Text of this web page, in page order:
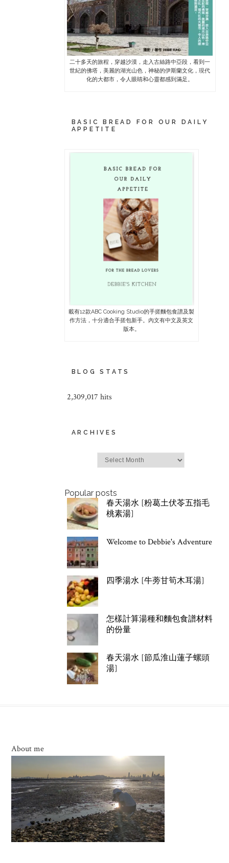
二十多天的旅程，穿越沙漠，走入古絲路中亞段，看到一
世紀的佛塔，美麗的湖光山色，神秘的伊斯蘭文化，現代
化的大都市，令人眼睛和心靈都感到滿足。
BASIC BREAD FOR OUR DAILY
APPETITE
載有12款ABC Cooking Studio的手搓麵包食譜及製
作方法，十分適合手搓包新手。內文有中文及英文
版本。
BLOG STATS
2,309,017 hits
ARCHIVES
Popular posts
春天湯水 [粉葛土伏苓五指毛
桃素湯]
Welcome to Debbie's Adventure
四季湯水 [牛蒡甘筍木耳湯]
怎樣計算湯種和麵包食譜材料
的份量
春天湯水 [節瓜淮山蓮子螺頭
湯]
About me